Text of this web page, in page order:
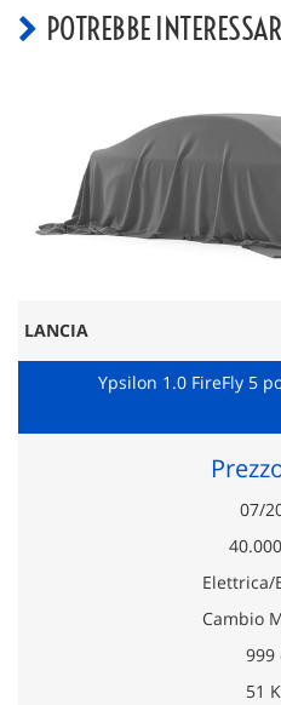
POTREBBE
LANCIA
Ypsilon 1.0 FireFly 5
07/
Elettrica/
Cambio
999
51